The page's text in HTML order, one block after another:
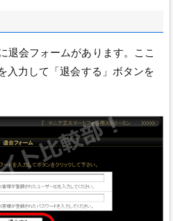
退会フォームがあります。ここ
入力して「退会する」ボタンを